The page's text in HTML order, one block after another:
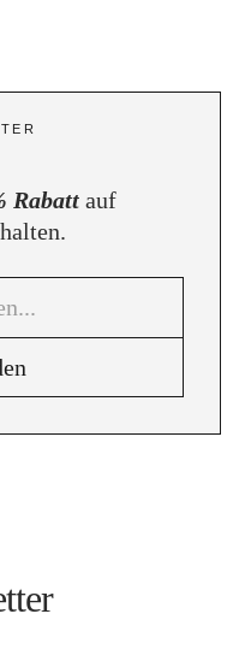
Rabatt auf